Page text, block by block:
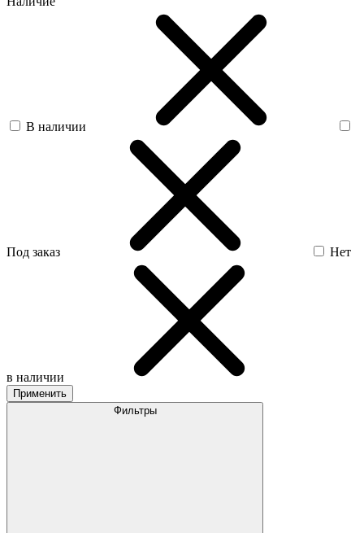
В наличии
Под заказ Нет
в наличии
Применить
Фильтры